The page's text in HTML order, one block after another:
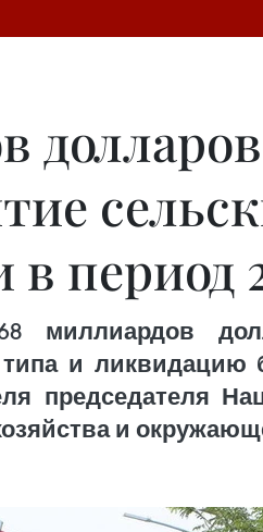
период
миллиардов
и ликвидацию
председателя
и